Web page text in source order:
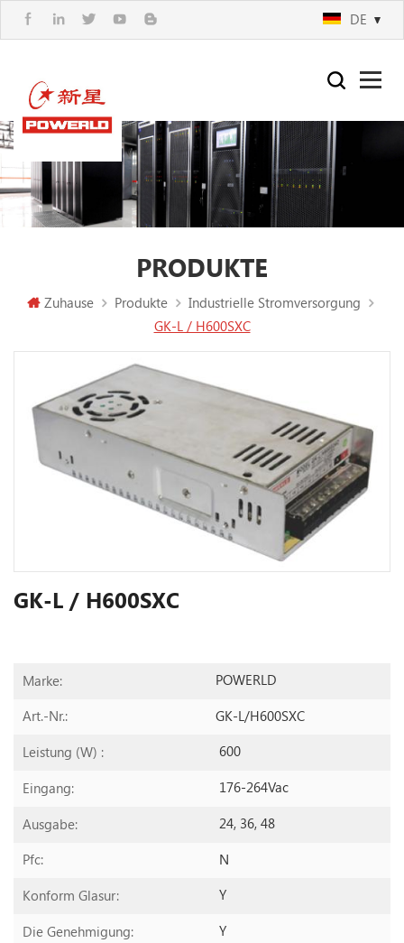
DE
PRODUKTE
Zuhause Produkte
Industrielle Stromversorgung
GK-L / H600SXC
GK-L / H600SXC
Marke: POWERLD
Art.-Nr.: GK-L/H600SXC
Leistung (W) : 600
Eingang: 176-264Vac
Ausgabe: 24, 36, 48
Pfc: N
Konform Glasur: Y
Die Genehmigung: Y